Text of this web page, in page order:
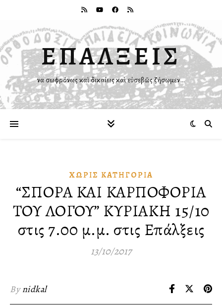
ΕΠΑΛΞΕΙΣ
Ἵνα σωφρόνως καὶ δικαίως καὶ εὐσεβῶς ζήσωμεν…
ΧΩΡΊΣ ΚΑΤΗΓΟΡΊΑ
“ΣΠΟΡΑ ΚΑΙ ΚΑΡΠΟΦΟΡΙΑ
ΤΟΥ ΛΟΓΟΥ” ΚΥΡΙΑΚΗ 15/10
στις 7.00 μ.μ. στις Επάλξεις
13/10/2017
Bynidkal